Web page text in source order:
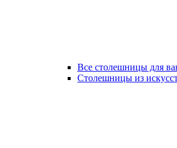
Все столешницы для
Столешницы из